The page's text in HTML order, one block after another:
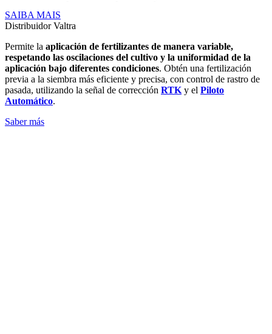
SAIBA MAIS
Distribuidor Valtra
Permite la aplicación de fertilizantes de manera variable,
respetando las oscilaciones del cultivo y la uniformidad de la
aplicación bajo diferentes condiciones. Obtén una fertilización
previa a la siembra más eficiente y precisa, con control de rastro de
pasada, utilizando la señal de corrección RTK y el Piloto
Automático.
Saber más